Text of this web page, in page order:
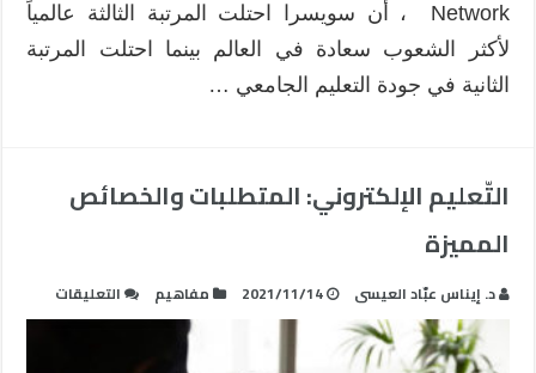
Network ، أن سويسرا احتلت المرتبة الثالثة عالمياً
لأكثر الشعوب سعادة في العالم بينما احتلت المرتبة
الثانية في جودة التعليم الجامعي …
التّعليم الإلكتروني: المتطلبات والخصائص
المميزة
د. إيناس عبّاد العيسى 2021/11/14 مفاهيم التعليقات
التّعليم